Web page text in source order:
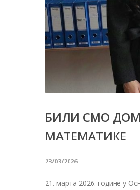
БИЛИ СМО
МАТЕМАТИКЕ
23/03/2026
21. марта 2026. године у